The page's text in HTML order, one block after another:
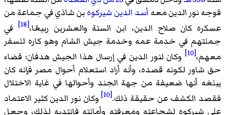
فوجه نور الدين معه أسد الدين شيركوهبن شاذي في جماعة من
عسكره كان صلاح الدين، ابن الستة والعشرين ربيعًا،[18]
في
جملتهم في خدمة عمه وخدمة جيش الشام وهو كاره للسفر
معهم،[10]
وكان لنور الدين في إرسال هذا الجيش هدفان؛ قضاء
حق شاور لكونه قصده، وأنه أراد استعلام أحوال مصر فإنه كان
يبلغه أنها ضعيفة من جهة الجند وأحوالها في غاية الاختلال
فقصد الكشف عن حقيقة ذلك.[10]
وكان نور الدين كثير الاعتماد
على شيركوه لشجاعته ومعرفته وأمانته فانتدبه لذلك، وجعل